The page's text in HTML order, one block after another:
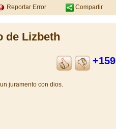
Reportar Error Compartir
de Lizbeth
+159
juramento con dios.